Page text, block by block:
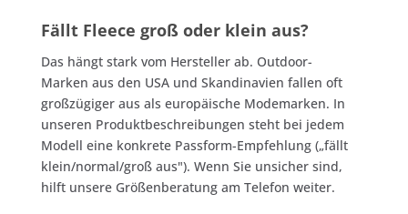
Fällt Fleece groß oder klein aus?
Das hängt stark vom Hersteller ab. Outdoor-
Marken aus den USA und Skandinavien fallen oft
großzügiger aus als europäische Modemarken. In
unseren Produktbeschreibungen steht bei jedem
Modell eine konkrete Passform-Empfehlung („fällt
klein/normal/groß aus"). Wenn Sie unsicher sind,
hilft unsere Größenberatung am Telefon weiter.